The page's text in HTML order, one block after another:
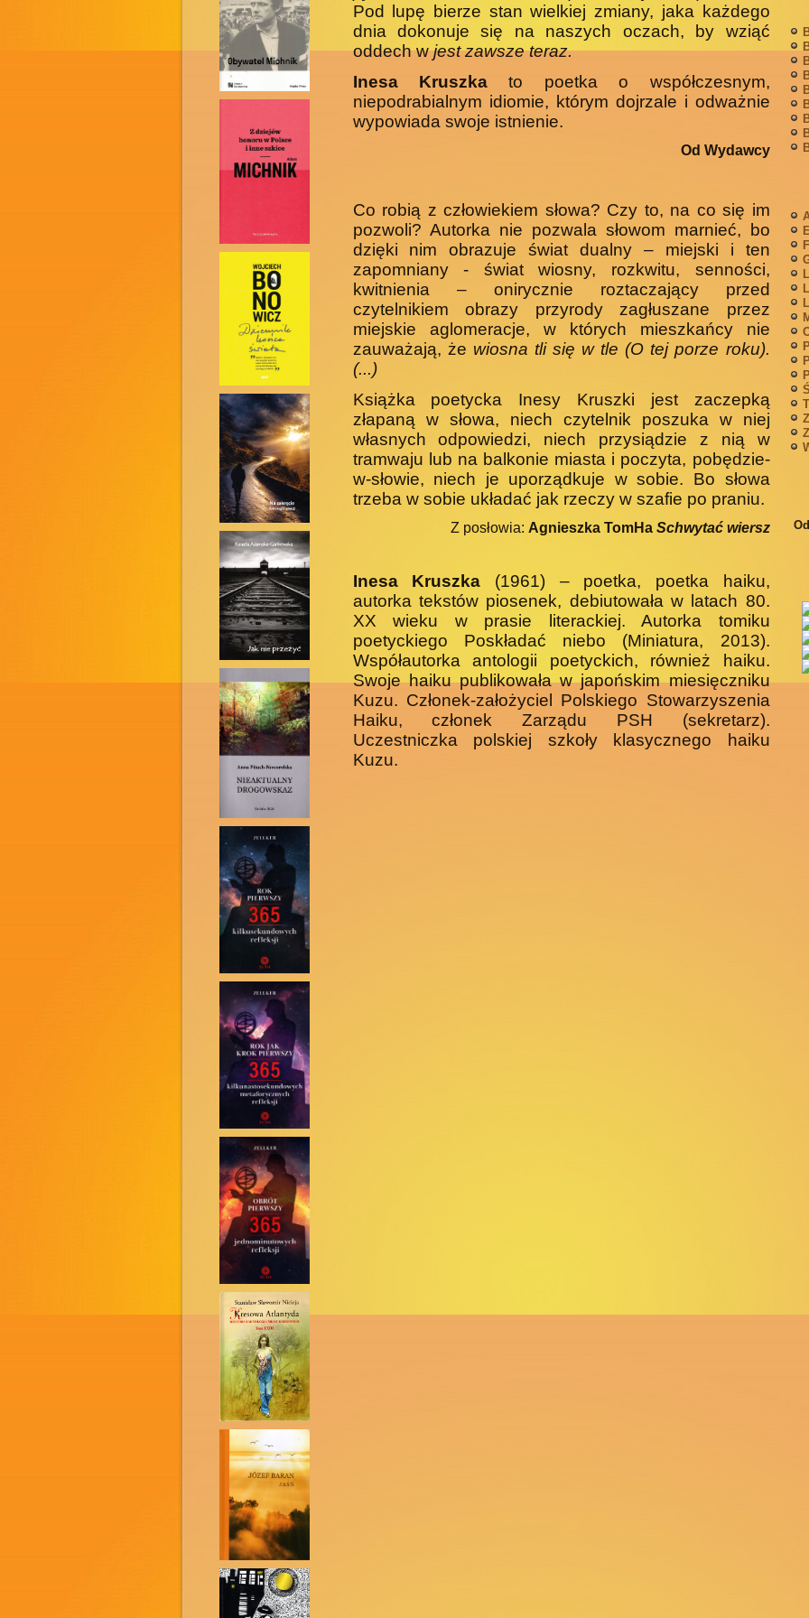
Pod lupę bierze stan wielkiej zmia­ny, jaka każdego
dnia dokonuje się na naszych oczach, by wziąć
oddech wjest zawsze teraz.
Inesa Kruszka to poetka o współczesnym,
niepodrabialnym idiomie, któ­rym dojrzale i odważnie
wypowiada swoje istnienie.
Od Wydawcy
Co robią z człowiekiem słowa? Czy to, na co się im
pozwoli? Autorka nie pozwala słowom marnieć, bo
dzięki nim obrazuje świat dualny – miejski i ten
zapomniany - świat wiosny, rozkwitu, senności,
kwitnienia – onirycznie roztaczający przed
czytelnikiem obrazy przyrody zagłuszane przez
miejskie aglomeracje, w których mieszkańcy nie
zauważają, że wiosna tli się w tle (O tej porze roku).
(...)
Książka poetycka Inesy Kruszki jest zaczepką
złapaną w słowa, niech czytelnik poszuka w niej
własnych odpowiedzi, niech przysiądzie z nią w
tramwaju lub na balkonie miasta i poczyta, pobędzie-
w-słowie, niech je uporządkuje w sobie. Bo słowa
trzeba w sobie układać jak rzeczy w szafie po praniu.
Z posłowia: Agnieszka TomHa Schwytać wiersz
Inesa Kruszka (1961) – poetka, poetka haiku,
autorka tekstów piosenek, debiutowała w latach 80.
XX wieku w prasie literackiej. Autorka tomiku
poetyckiego Poskładać niebo (Miniatura, 2013).
Współautorka antologii poetyckich, również haiku.
Swoje haiku publikowała w japońskim miesięczniku
Kuzu. Członek-założyciel Polskiego Stowarzyszenia
Haiku, członek Zarządu PSH (sekretarz).
Uczestniczka polskiej szkoły klasycznego haiku
Kuzu.